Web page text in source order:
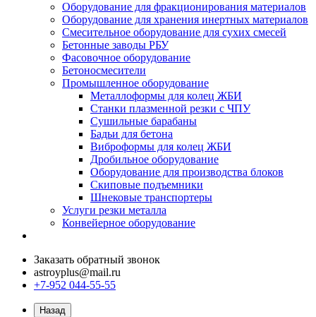
Оборудование для фракционирования материалов
Оборудование для хранения инертных материалов
Смесительное оборудование для сухих смесей
Бетонные заводы РБУ
Фасовочное оборудование
Бетоносмесители
Промышленное оборудование
Металлоформы для колец ЖБИ
Станки плазменной резки с ЧПУ
Сушильные барабаны
Бадьи для бетона
Виброформы для колец ЖБИ
Дробильное оборудование
Оборудование для производства блоков
Скиповые подъемники
Шнековые транспортеры
Услуги резки металла
Конвейерное оборудование
Заказать обратный звонок
astroyplus@mail.ru
+7-952 044-55-55
Назад